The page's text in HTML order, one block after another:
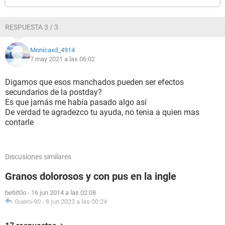
RESPUESTA 3 / 3
Monicaxd_4914
7 may 2021 a las 06:02
Digamos que esos manchados pueden ser efectos
secundarios de la postday?
Es que jamás me había pasado algo así
De verdad te agradezco tu ayuda, no tenia a quien mas
contarle
Discusiones similares
Granos dolorosos y con pus en la ingle
betiit0o - 16 jun 2014 a las 02:08
Guero-90 - 8 jun 2023 a las 00:24